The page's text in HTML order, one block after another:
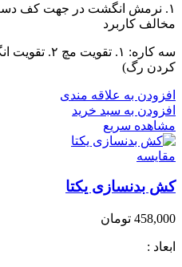
مخالف کاربرد
کردن رگ)
افزودن به علاقه مندی
افزودن به سبد خرید
مشاهده سریع
مقایسه
کش بدنسازی یکتا
458,000 تومان
ابعاد :